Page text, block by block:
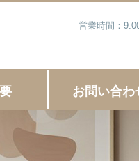
営業時間：
お問い合わ